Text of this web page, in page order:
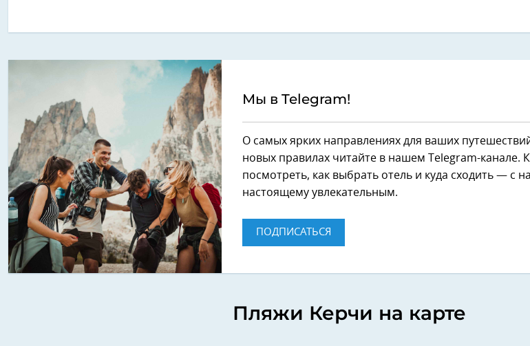
Мы в Telegram!
О самых ярких направлениях для ваших
новых правилах читайте в нашем Telegram-канале.
посмотреть, как выбрать отель и куда сходить — с
настоящему увлекательным.
ПОДПИСАТЬСЯ
Пляжи Керчи на карте